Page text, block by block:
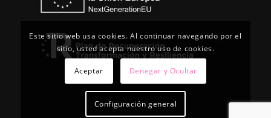
Este sitio web usa cookies. Al continuar navegando por el
sitio, usted acepta nuestro uso de cookies.
Aceptar Denegar y Ocultar
Configuración general